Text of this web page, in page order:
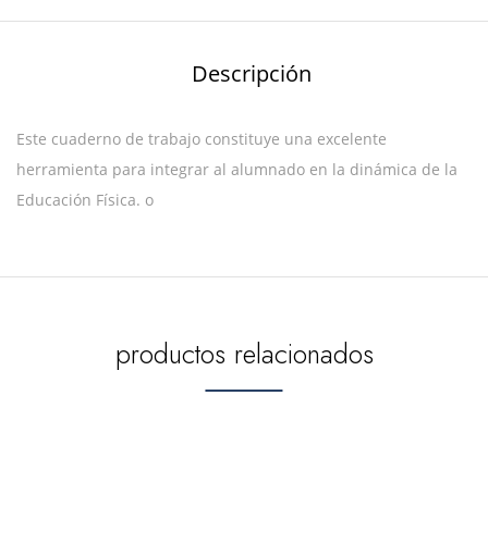
Descripción
Este cuaderno de trabajo constituye una excelente
herramienta para integrar al alumnado en la dinámica de la
Educación Física. o
productos relacionados